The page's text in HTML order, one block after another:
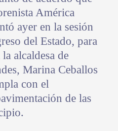
América
ayer en la sesión
del Estado, para
alcaldesa de
Marina Ceballos
con el
de las